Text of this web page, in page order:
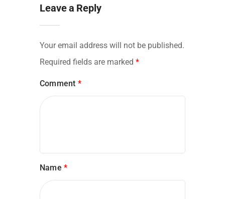
Leave a Reply
Your email address will not be published.
Required fields are marked *
Comment *
Name *